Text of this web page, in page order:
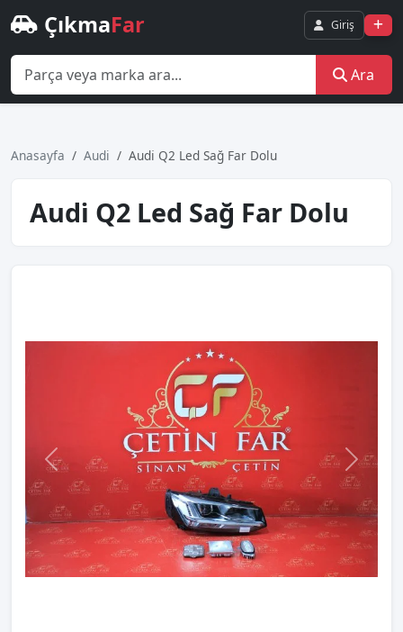
ÇıkmaFar Giriş
Ara
Anasayfa Audi Audi̇ Q2 Led Sağ Far Dolu
Audi̇ Q2 Led Sağ Far Dolu